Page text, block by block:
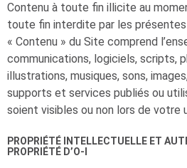
Contenu à toute fin illicite au
toute fin interdite par les
« Contenu » du Site comprend
communications, logiciels, scripts,
illustrations, musiques, sons,
supports et services publiés ou
soient visibles ou non lors de votre
PROPRIÉTÉ INTELLECTUELLE ET
PROPRIÉTÉ D’O-I